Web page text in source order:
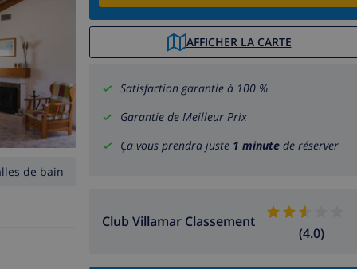
AFFICHER LA CARTE
Satisfaction garantie à 100 %
Garantie de Meilleur Prix
Ça vous prendra juste 1 minute de réserver
Club Villamar Classement
(4.0)
de bain